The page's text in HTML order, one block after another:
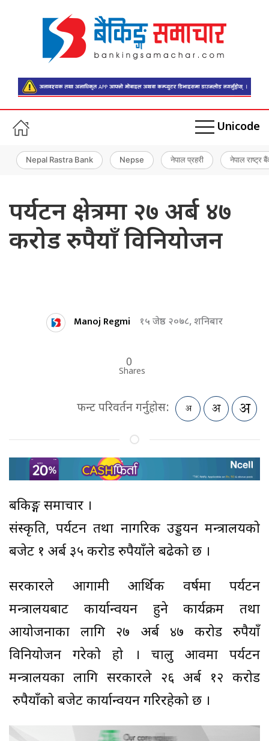
Unicode
Nepal Rastra Bank Nepse नेपाल प्रहरी नेपाल राष्ट्र
पर्यटन क्षेत्रमा २७ अर्ब ४७
करोड रुपैयाँ विनियोजन
Manoj Regmi १५ जेष्ठ २०७८, शनिबार
0
Shares
फन्ट परिवर्तन गर्नुहोस:
बैंकिङ्ग समाचार ।
संस्कृति, पर्यटन तथा नागरिक उड्डयन मन्त्रालयको
बजेट १ अर्ब ३५ करोड रुपैयाँले बढेको छ ।
सरकारले आगामी आर्थिक वर्षमा पर्यटन
मन्त्रालयबाट कार्यान्वयन हुने कार्यक्रम तथा
आयोजनाका लागि २७ अर्ब ४७ करोड रुपैयाँ
विनियोजन गरेको हो । चालु आवमा पर्यटन
मन्त्रालयका लागि सरकारले २६ अर्ब १२ करोड
रुपैयाँको बजेट कार्यान्वयन गरिरहेको छ ।